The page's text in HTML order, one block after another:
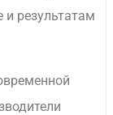
и результатам